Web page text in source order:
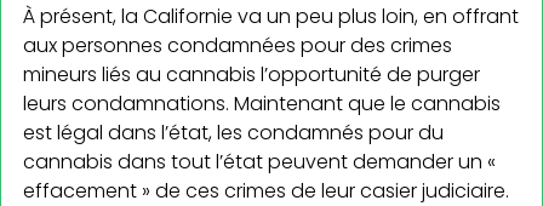
À présent, la Californie va un peu plus loin, en offrant
aux personnes condamnées pour des crimes
mineurs liés au cannabis l’opportunité de purger
leurs condamnations. Maintenant que le cannabis
est légal dans l’état, les condamnés pour du
cannabis dans tout l’état peuvent demander un «
effacement » de ces crimes de leur casier judiciaire.